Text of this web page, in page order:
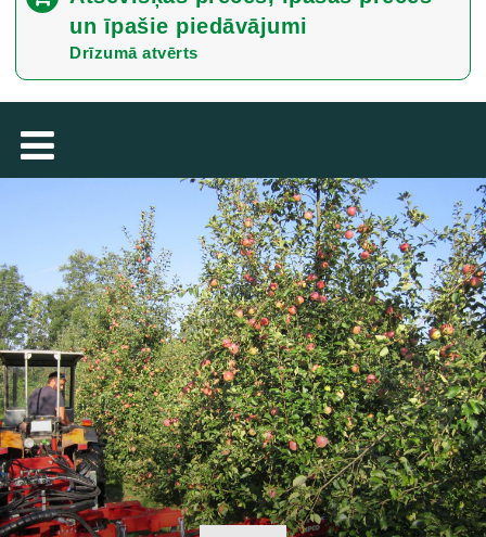
ROMÂNESC
SUOMALAINEN
SLOVENSKÁ
DANSK
ΕΛΛΗΝΙΚΉ
БЪЛГАРСКИ
SVENSKA
SLOVENSKI
EESTI
LIETUVIŲ
un īpašie piedāvājumi
Drīzumā atvērts